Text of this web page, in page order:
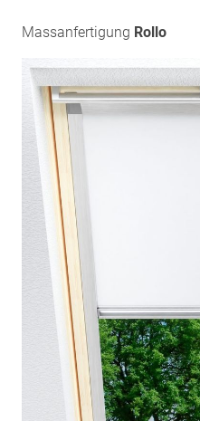
Massanfertigung Rollo